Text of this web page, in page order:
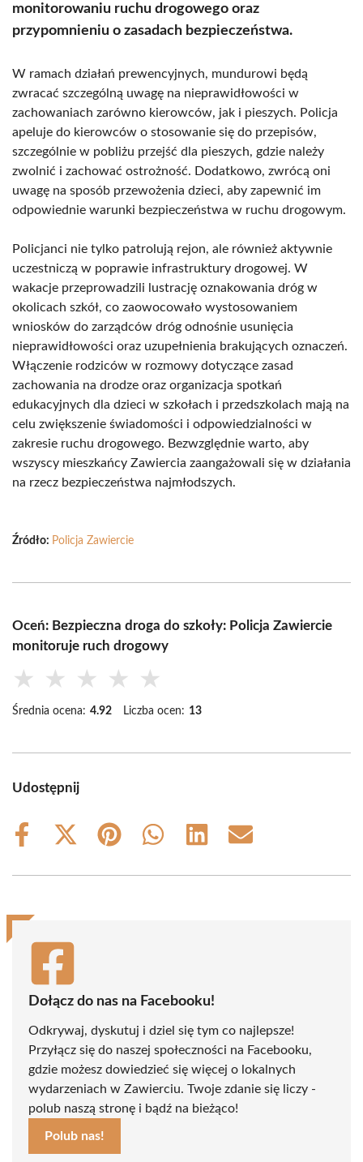
monitorowaniu ruchu drogowego oraz
przypomnieniu o zasadach bezpieczeństwa.
W ramach działań prewencyjnych, mundurowi będą
zwracać szczególną uwagę na nieprawidłowości w
zachowaniach zarówno kierowców, jak i pieszych. Policja
apeluje do kierowców o stosowanie się do przepisów,
szczególnie w pobliżu przejść dla pieszych, gdzie należy
zwolnić i zachować ostrożność. Dodatkowo, zwrócą oni
uwagę na sposób przewożenia dzieci, aby zapewnić im
odpowiednie warunki bezpieczeństwa w ruchu drogowym.
Policjanci nie tylko patrolują rejon, ale również aktywnie
uczestniczą w poprawie infrastruktury drogowej. W
wakacje przeprowadzili lustrację oznakowania dróg w
okolicach szkół, co zaowocowało wystosowaniem
wniosków do zarządców dróg odnośnie usunięcia
nieprawidłowości oraz uzupełnienia brakujących oznaczeń.
Włączenie rodziców w rozmowy dotyczące zasad
zachowania na drodze oraz organizacja spotkań
edukacyjnych dla dzieci w szkołach i przedszkolach mają na
celu zwiększenie świadomości i odpowiedzialności w
zakresie ruchu drogowego. Bezwzględnie warto, aby
wszyscy mieszkańcy Zawiercia zaangażowali się w działania
na rzecz bezpieczeństwa najmłodszych.
Źródło: Policja Zawiercie
Oceń: Bezpieczna droga do szkoły: Policja Zawiercie
monitoruje ruch drogowy
★ ★ ★ ★ ★
Średnia ocena: 4.92 Liczba ocen: 13
Udostępnij
Share
Share
(Twitter)
Share
Share
Share
Share
Dołącz do nas na Facebooku!
Odkrywaj, dyskutuj i dziel się tym co najlepsze!
Przyłącz się do naszej społeczności na Facebooku,
gdzie możesz dowiedzieć się więcej o lokalnych
wydarzeniach w Zawierciu. Twoje zdanie się liczy -
polub naszą stronę i bądź na bieżąco!
Polub nas!